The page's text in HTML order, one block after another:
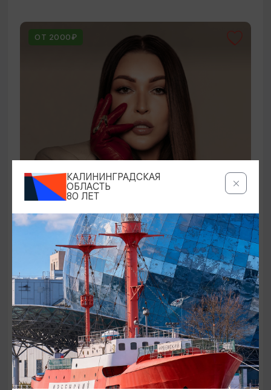
ОТ 2000₽
КОНЦЕРТЫ
Ирина Дубцова
21.08.2026 19:00
Светлогорск, Театр эстрады «Янтарь-холл»
ОТ 60₽
КАЛИНИНГРАДСКАЯ
ОБЛАСТЬ
80 ЛЕТ